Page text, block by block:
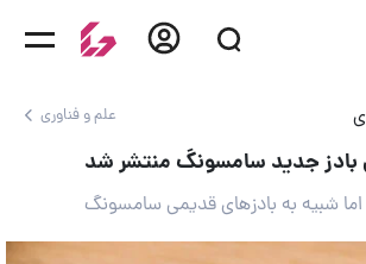
علم و فناوری
بادز جدید سامسونگ منتشر شد
شبیه به بادزهای قدیمی سامسونگ